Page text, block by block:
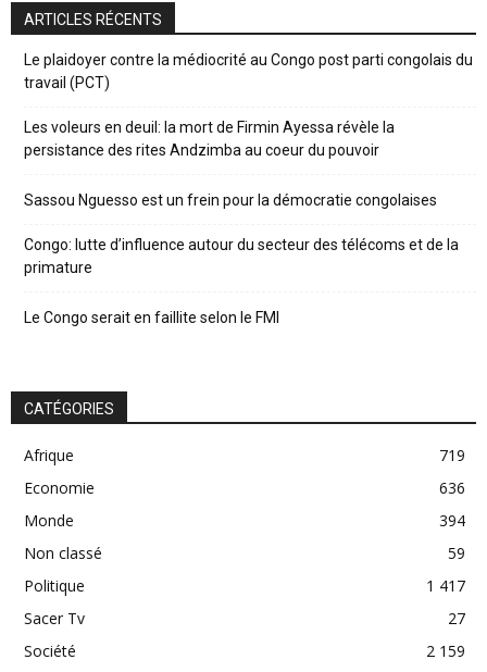
ARTICLES RÉCENTS
Le plaidoyer contre la médiocrité au Congo post parti congolais du
travail (PCT)
Les voleurs en deuil: la mort de Firmin Ayessa révèle la
persistance des rites Andzimba au coeur du pouvoir
Sassou Nguesso est un frein pour la démocratie congolaises
Congo: lutte d’influence autour du secteur des télécoms et de la
primature
Le Congo serait en faillite selon le FMI
CATÉGORIES
Afrique
719
Economie
636
Monde
394
Non classé
59
Politique
1 417
Sacer Tv
27
Société
2 159